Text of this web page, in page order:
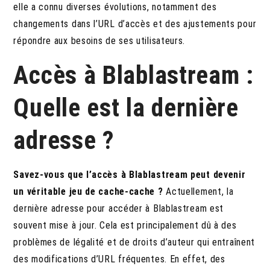
elle a connu diverses évolutions, notamment des
changements dans l’URL d’accès et des ajustements pour
répondre aux besoins de ses utilisateurs.
Accès à Blablastream :
Quelle est la dernière
adresse ?
Savez-vous que l’accès à Blablastream peut devenir
un véritable jeu de cache-cache ? Actuellement, la
dernière adresse pour accéder à Blablastream est
souvent mise à jour. Cela est principalement dû à des
problèmes de légalité et de droits d’auteur qui entraînent
des modifications d’URL fréquentes. En effet, des